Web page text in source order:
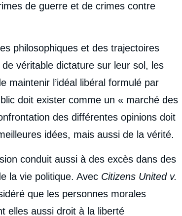
de guerre et de crimes contre
philosophiques et des trajectoires
véritable dictature sur leur sol, les
maintenir l’idéal libéral formulé par
doit exister comme un « marché des
des différentes opinions doit
idées, mais aussi de la vérité.
conduit aussi à des excès dans des
la vie politique. Avec Citizens United v.
que les personnes morales
elles aussi droit à la liberté